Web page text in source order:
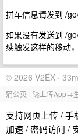
拼车信息请发到 /
如果没有发送到 /
续触发这样的移动
© 2026 V2EX ·
蒲公英 - 🚀上传App→
支持网页上传 / 手
加速 / 密码访问 /